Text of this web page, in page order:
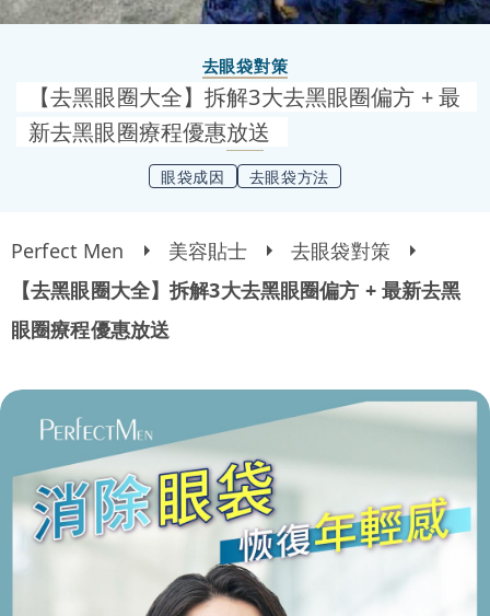
去眼袋對策
【去黑眼圈大全】拆解3大去黑眼圈偏方 + 最
新去黑眼圈療程優惠放送
眼袋成因 去眼袋方法
Perfect Men 美容貼士
去眼袋對策
【去黑眼圈大全】拆解3大去黑眼圈偏方 + 最新去黑
眼圈療程優惠放送